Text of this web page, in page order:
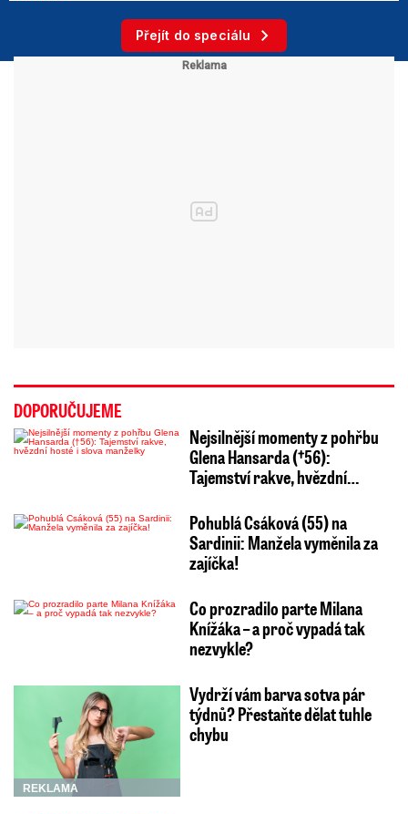
Přejít do speciálu
DOPORUČUJEME
Nejsilnější momenty z pohřbu
Glena Hansarda (†56):
Tajemství rakve, hvězdní…
Pohublá Csáková (55) na
Sardinii: Manžela vyměnila za
zajíčka!
Co prozradilo parte Milana
Knížáka – a proč vypadá tak
nezvykle?
REKLAMA
Vydrží vám barva sotva pár
týdnů? Přestaňte dělat tuhle
chybu